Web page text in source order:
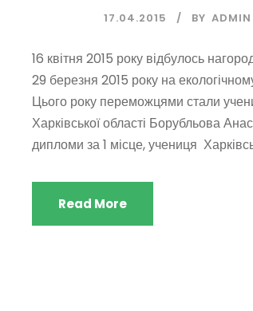
17.04.2015 BY ADMIN
16 квітня 2015 року відбулось
29 березня 2015 року на
Цього року переможцями стали
Харківської області Борубльова
дипломи за 1 місце, учениця
Read More